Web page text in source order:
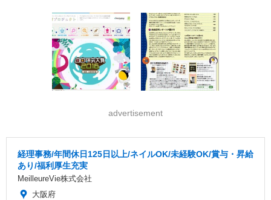
advertisement
経理事務/年間休日125日以上/ネイルOK/未経験OK/賞与・昇給
あり/福利厚生充実
MeilleureVie株式会社
大阪府